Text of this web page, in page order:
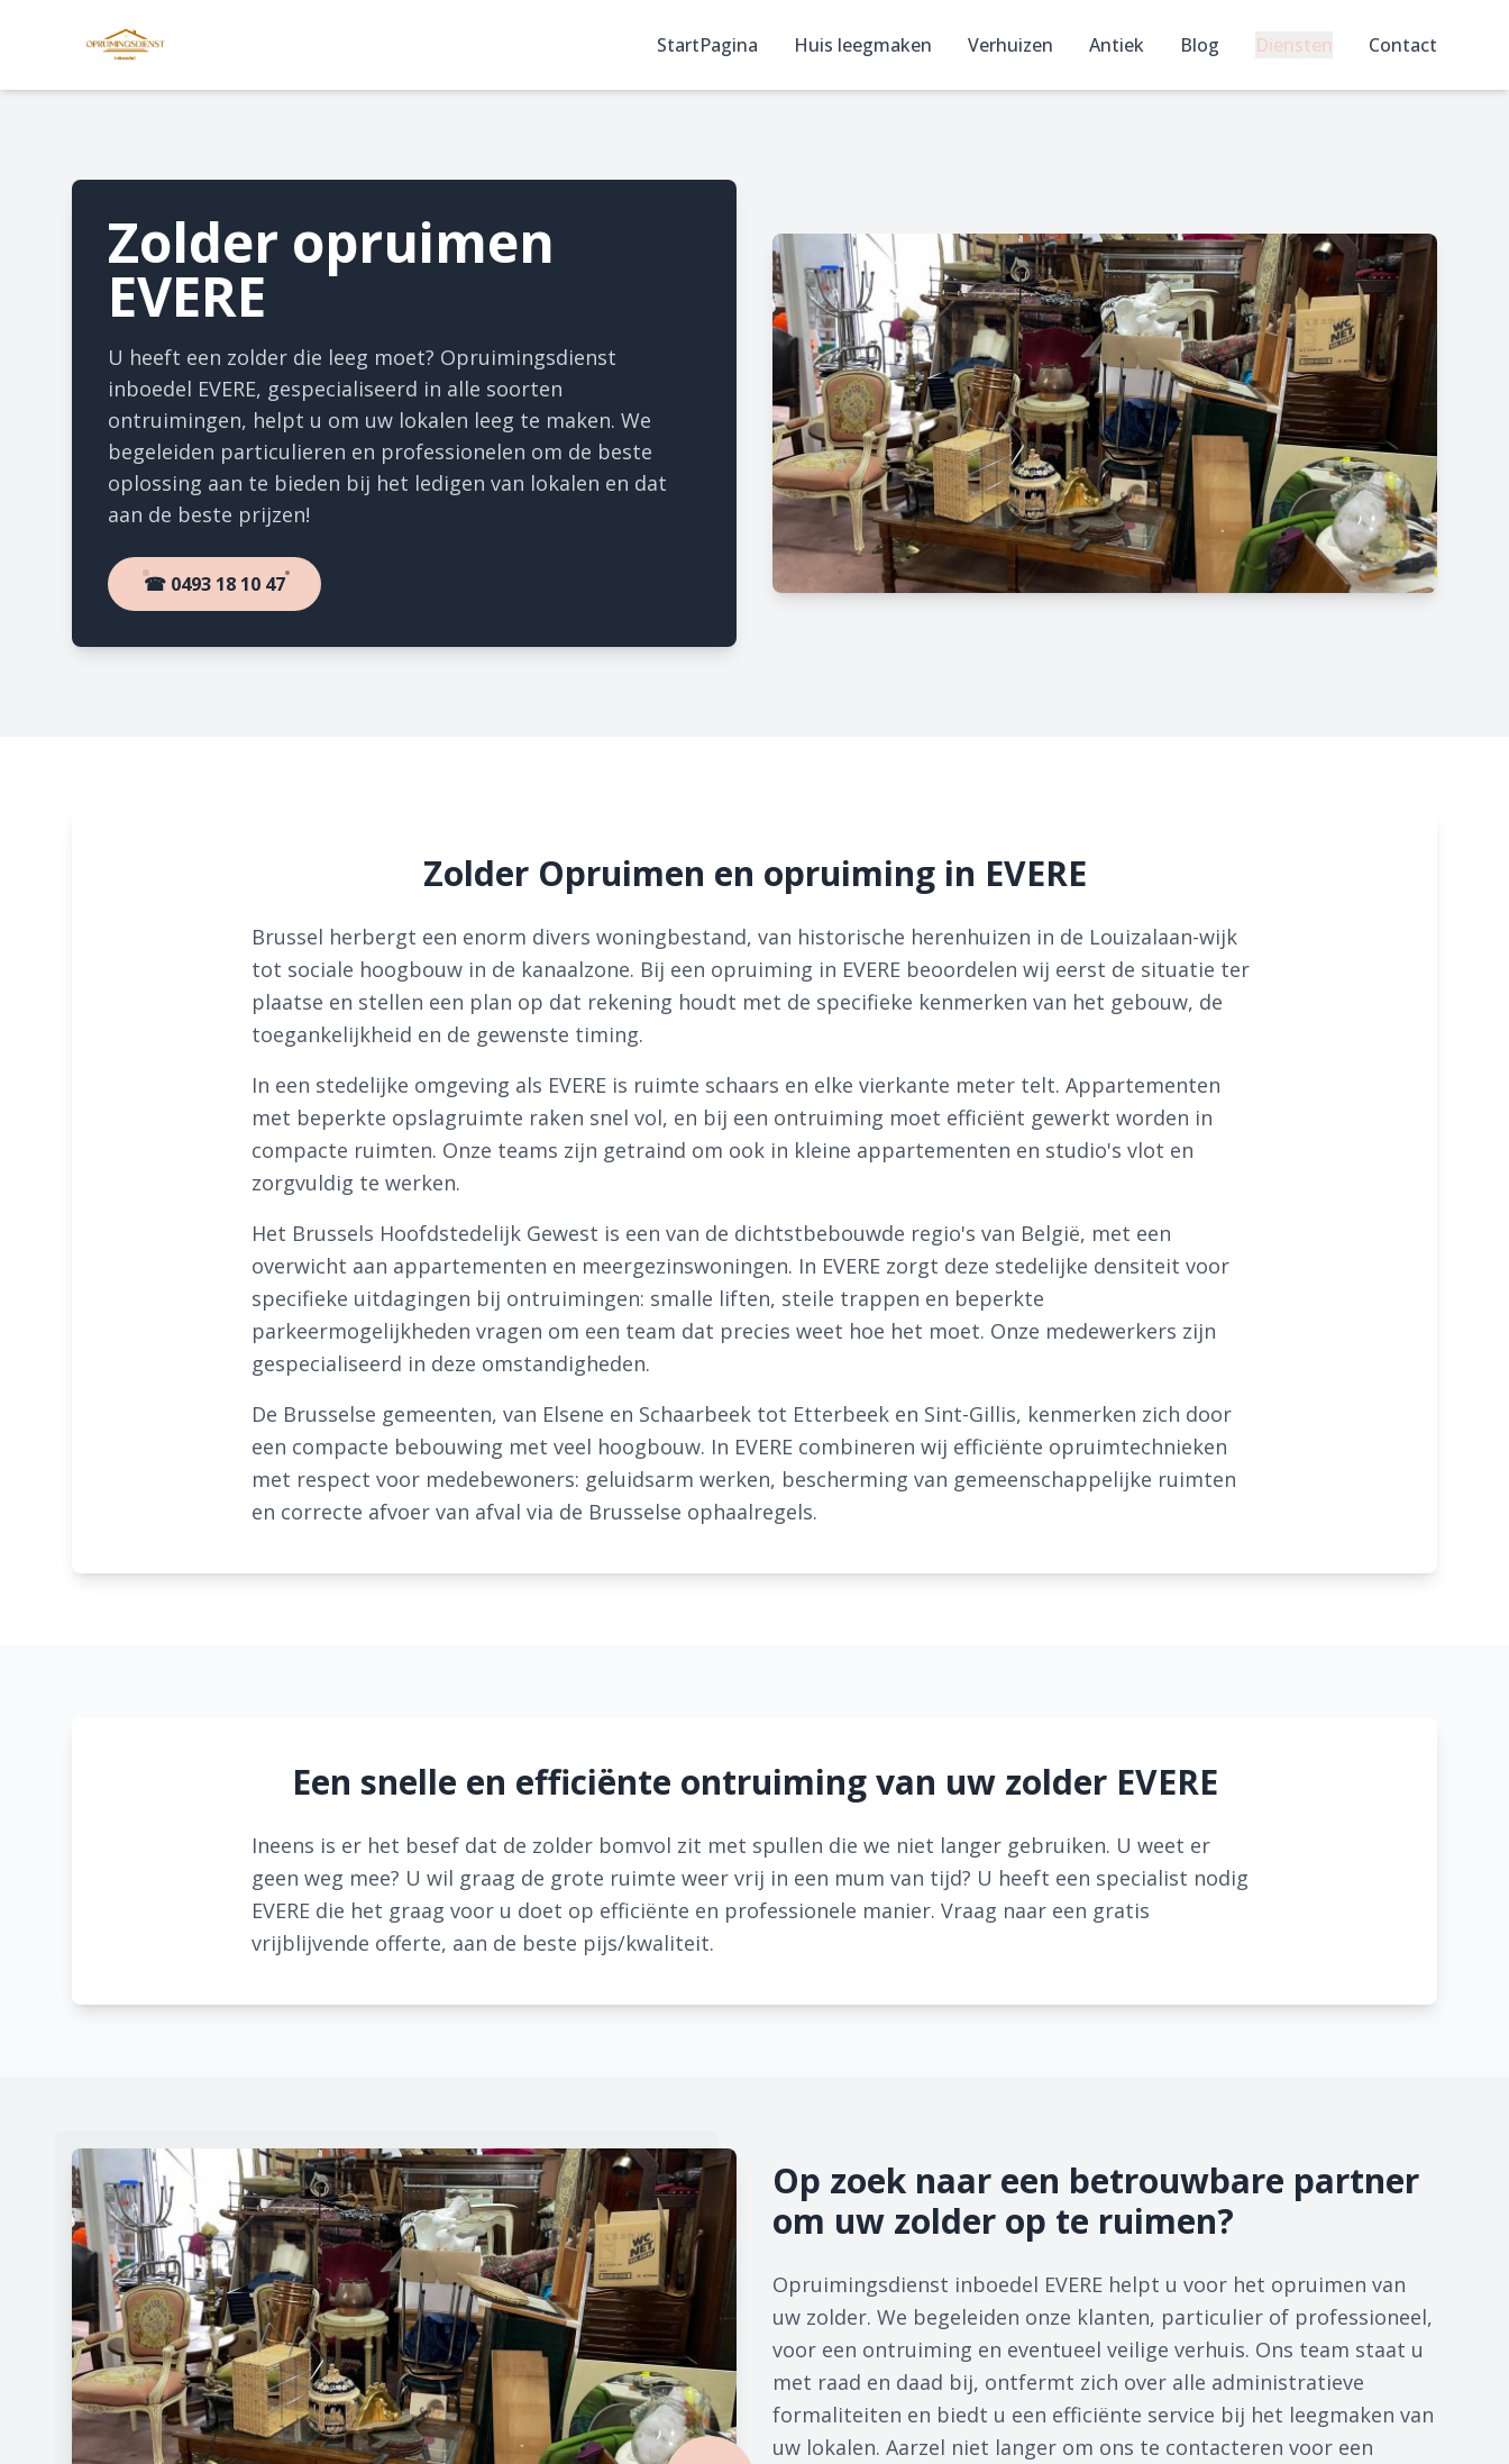
StartPagina Huis leegmaken Verhuizen Antiek Blog Diensten Contact
Zolder opruimen
EVERE
U heeft een zolder die leeg moet? Opruimingsdienst
inboedel EVERE, gespecialiseerd in alle soorten
ontruimingen, helpt u om uw lokalen leeg te maken. We
begeleiden particulieren en professionelen om de beste
oplossing aan te bieden bij het ledigen van lokalen en dat
aan de beste prijzen!
☎ 0493 18 10 47
Zolder Opruimen en opruiming in EVERE
Brussel herbergt een enorm divers woningbestand, van historische herenhuizen in de Louizalaan-wijk
tot sociale hoogbouw in de kanaalzone. Bij een opruiming in EVERE beoordelen wij eerst de situatie ter
plaatse en stellen een plan op dat rekening houdt met de specifieke kenmerken van het gebouw, de
toegankelijkheid en de gewenste timing.
In een stedelijke omgeving als EVERE is ruimte schaars en elke vierkante meter telt. Appartementen
met beperkte opslagruimte raken snel vol, en bij een ontruiming moet efficiënt gewerkt worden in
compacte ruimten. Onze teams zijn getraind om ook in kleine appartementen en studio's vlot en
zorgvuldig te werken.
Het Brussels Hoofdstedelijk Gewest is een van de dichtstbebouwde regio's van België, met een
overwicht aan appartementen en meergezinswoningen. In EVERE zorgt deze stedelijke densiteit voor
specifieke uitdagingen bij ontruimingen: smalle liften, steile trappen en beperkte
parkeermogelijkheden vragen om een team dat precies weet hoe het moet. Onze medewerkers zijn
gespecialiseerd in deze omstandigheden.
De Brusselse gemeenten, van Elsene en Schaarbeek tot Etterbeek en Sint-Gillis, kenmerken zich door
een compacte bebouwing met veel hoogbouw. In EVERE combineren wij efficiënte opruimtechnieken
met respect voor medebewoners: geluidsarm werken, bescherming van gemeenschappelijke ruimten
en correcte afvoer van afval via de Brusselse ophaalregels.
Een snelle en efficiënte ontruiming van uw zolder EVERE
Ineens is er het besef dat de zolder bomvol zit met spullen die we niet langer gebruiken. U weet er
geen weg mee? U wil graag de grote ruimte weer vrij in een mum van tijd? U heeft een specialist nodig
EVERE die het graag voor u doet op efficiënte en professionele manier. Vraag naar een gratis
vrijblijvende offerte, aan de beste pijs/kwaliteit.
Op zoek naar een betrouwbare partner
om uw zolder op te ruimen?
Opruimingsdienst inboedel EVERE helpt u voor het opruimen van
uw zolder. We begeleiden onze klanten, particulier of professioneel,
voor een ontruiming en eventueel veilige verhuis. Ons team staat u
met raad en daad bij, ontfermt zich over alle administratieve
formaliteiten en biedt u een efficiënte service bij het leegmaken van
uw lokalen. Aarzel niet langer om ons te contacteren voor een